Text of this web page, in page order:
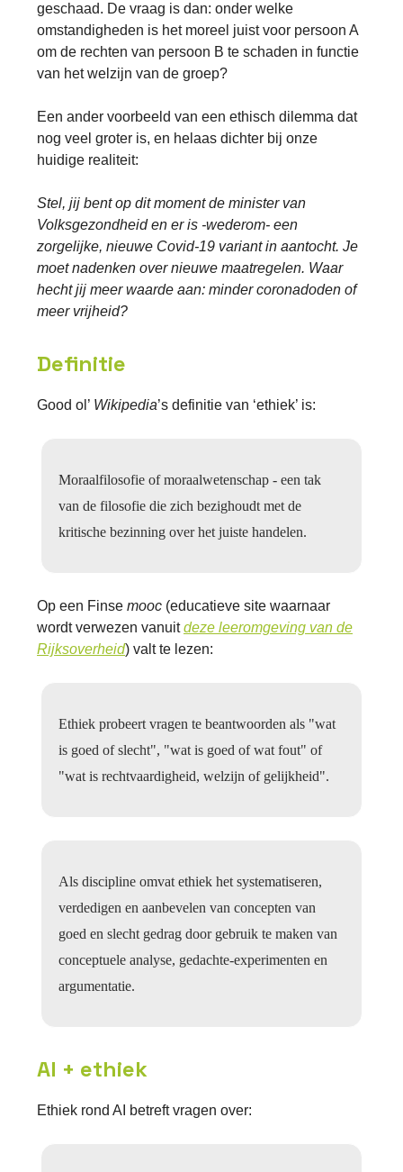
geschaad. De vraag is dan: onder welke
omstandigheden is het moreel juist voor persoon A
om de rechten van persoon B te schaden in functie
van het welzijn van de groep?
Een ander voorbeeld van een ethisch dilemma dat
nog veel groter is, en helaas dichter bij onze
huidige realiteit:
Stel, jij bent op dit moment de minister van
Volksgezondheid en er is -wederom- een
zorgelijke, nieuwe Covid-19 variant in aantocht. Je
moet nadenken over nieuwe maatregelen. Waar
hecht jij meer waarde aan: minder coronadoden of
meer vrijheid?
Definitie
Good ol’ Wikipedia’s definitie van ‘ethiek’ is:
Moraalfilosofie of moraalwetenschap - een tak
van de filosofie die zich bezighoudt met de
kritische bezinning over het juiste handelen.
Op een Finse mooc (educatieve site waarnaar
wordt verwezen vanuitdeze leeromgeving van de
Rijksoverheid) valt te lezen:
Ethiek probeert vragen te beantwoorden als "wat
is goed of slecht", "wat is goed of wat fout" of
"wat is rechtvaardigheid, welzijn of gelijkheid".
Als discipline omvat ethiek het systematiseren,
verdedigen en aanbevelen van concepten van
goed en slecht gedrag door gebruik te maken van
conceptuele analyse, gedachte-experimenten en
argumentatie.
AI + ethiek
Ethiek rond AI betreft vragen over: